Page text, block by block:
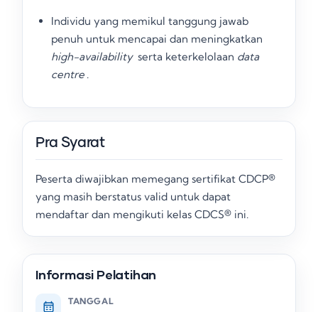
Individu yang memikul tanggung jawab
penuh untuk mencapai dan meningkatkan
high-availability serta keterkelolaan data
centre .
Pra Syarat
Peserta diwajibkan memegang sertifikat CDCP®
yang masih berstatus valid untuk dapat
mendaftar dan mengikuti kelas CDCS® ini.
Informasi Pelatihan
TANGGAL